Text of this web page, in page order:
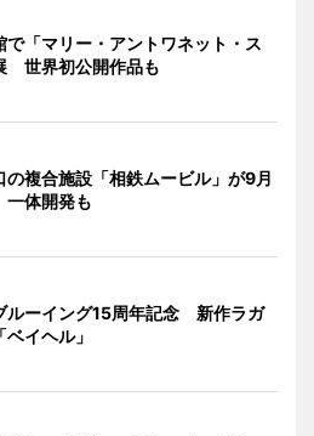
で「マリー・アントワネット・ス
世界初公開作品も
の複合施設「相鉄ムービル」が9月
体開発も
ルーイング15周年記念 新作ラガ
イヘル」